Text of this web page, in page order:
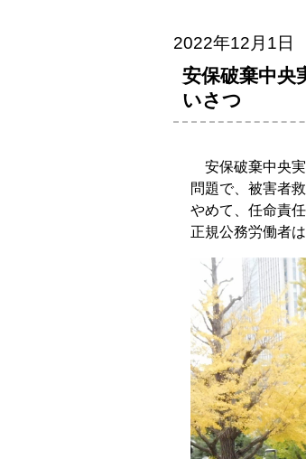
2022年12月1日
安保破棄中央
いさつ
安保破棄中央実
問題で、被害者
やめて、任命責
正規公務労働者